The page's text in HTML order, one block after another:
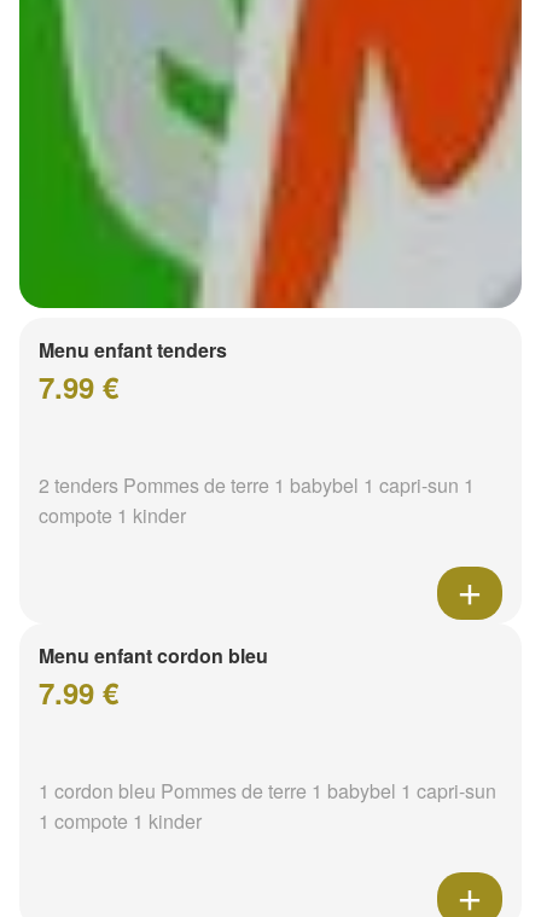
Menu enfant tenders
7.99 €
2 tenders Pommes de terre 1 babybel 1 capri-sun 1
compote 1 kinder
Menu enfant cordon bleu
7.99 €
1 cordon bleu Pommes de terre 1 babybel 1 capri-sun
1 compote 1 kinder